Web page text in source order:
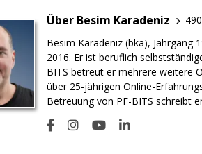
Über Besim Karadeniz
Besim Karadeniz (bka), Jahrgang
2016. Er ist beruflich
BITS betreut er mehrere weitere
über 25-jährigen Online-
Betreuung von PF-BITS schreibt